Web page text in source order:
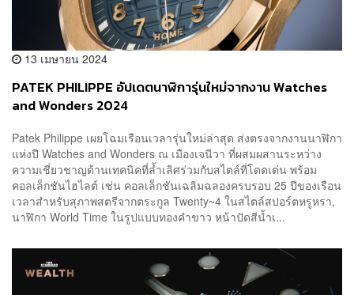
13 เมษายน 2024
PATEK PHILIPPE อัปเดตนาฬิการุ่นใหม่จากงาน Watches
and Wonders 2024
Patek Philippe เผยโฉมเรือนเวลารุ่นใหม่ล่าสุด ส่งตรงจากงานนาฬิกา
แห่งปี Watches and Wonders ณ เมืองเจนีวา ที่ผสมผสานระหว่าง
ความเชี่ยวชาญด้านเทคนิคที่ล้ำเลิศร่วมกับสไตล์ที่โดดเด่น พร้อม
คอลเล็กชันไฮไลต์ เช่น คอลเล็กชันเฉลิมฉลองครบรอบ 25 ปีของเรือน
เวลาสำหรับสุภาพสตรีจากตระกูล Twenty~4 ในสไตล์สปอร์ตหรูหรา,
นาฬิกา World Time ในรูปแบบทองคำขาว หน้าปัดสีน้ำเ...